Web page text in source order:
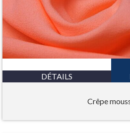
DÉTAILS
Crêpe